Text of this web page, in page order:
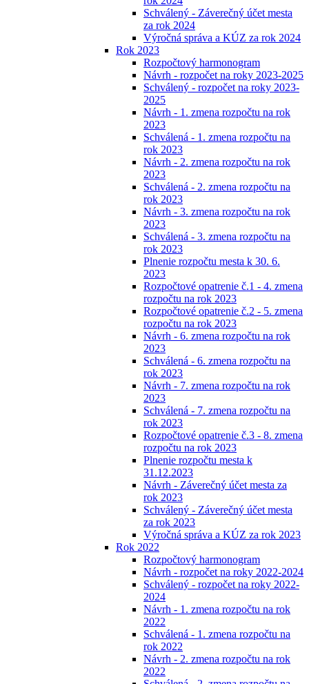
Schválený - Záverečný účet mesta
za rok 2024
Výročná správa a KÚZ za rok 2024
Rok 2023
Rozpočtový harmonogram
Návrh - rozpočet na roky 2023-2025
Schválený - rozpočet na roky 2023-
2025
Návrh - 1. zmena rozpočtu na rok
2023
Schválená - 1. zmena rozpočtu na
rok 2023
Návrh - 2. zmena rozpočtu na rok
2023
Schválená - 2. zmena rozpočtu na
rok 2023
Návrh - 3. zmena rozpočtu na rok
2023
Schválená - 3. zmena rozpočtu na
rok 2023
Plnenie rozpočtu mesta k 30. 6.
2023
Rozpočtové opatrenie č.1 - 4. zmena
rozpočtu na rok 2023
Rozpočtové opatrenie č.2 - 5. zmena
rozpočtu na rok 2023
Návrh - 6. zmena rozpočtu na rok
2023
Schválená - 6. zmena rozpočtu na
rok 2023
Návrh - 7. zmena rozpočtu na rok
2023
Schválená - 7. zmena rozpočtu na
rok 2023
Rozpočtové opatrenie č.3 - 8. zmena
rozpočtu na rok 2023
Plnenie rozpočtu mesta k
31.12.2023
Návrh - Záverečný účet mesta za
rok 2023
Schválený - Záverečný účet mesta
za rok 2023
Výročná správa a KÚZ za rok 2023
Rok 2022
Rozpočtový harmonogram
Návrh - rozpočet na roky 2022-2024
Schválený - rozpočet na roky 2022-
2024
Návrh - 1. zmena rozpočtu na rok
2022
Schválená - 1. zmena rozpočtu na
rok 2022
Návrh - 2. zmena rozpočtu na rok
2022